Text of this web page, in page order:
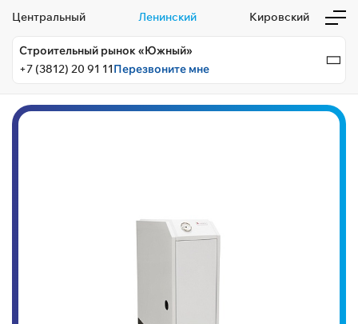
Центральный Ленинский Кировский
Строительный рынок «Южный»
+7 (3812) 20 91 11Перезвоните мне